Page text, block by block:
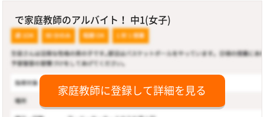
で家庭教師のアルバイト！ 中1(女子)
家庭教師に登録して詳細を見る